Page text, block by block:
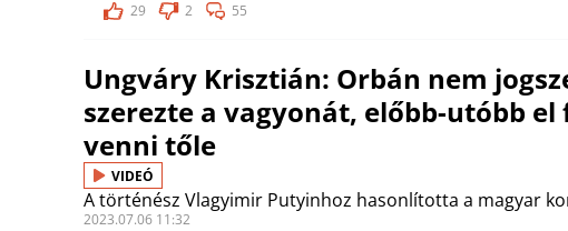
29
2 55
Ungváry Krisztián: Orbán nem
szerezte a vagyonát, előbb-utóbb el
venni tőle
VIDEÓ
A történész Vlagyimir Putyinhoz hasonlította a magyar
2023.07.06 11:32